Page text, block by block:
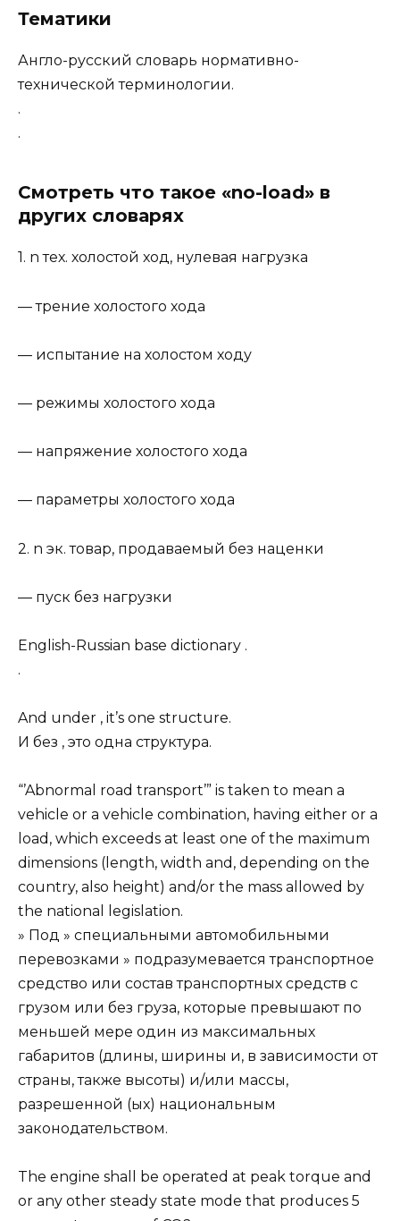
Тематики
Англо-русский словарь нормативно-
технической терминологии.
.
.
Смотреть что такое «no-load» в
других словарях
1. n тех. холостой ход, нулевая нагрузка
— трение холостого хода
— испытание на холостом ходу
— режимы холостого хода
— напряжение холостого хода
— параметры холостого хода
2. n эк. товар, продаваемый без наценки
— пуск без нагрузки
English-Russian base dictionary .
.
And under , it’s one structure.
И без , это одна структура.
“’Abnormal road transport’” is taken to mean a
vehicle or a vehicle combination, having either or a
load, which exceeds at least one of the maximum
dimensions (length, width and, depending on the
country, also height) and/or the mass allowed by
the national legislation.
» Под » специальными автомобильными
перевозками » подразумевается транспортное
средство или состав транспортных средств с
грузом или без груза, которые превышают по
меньшей мере один из максимальных
габаритов (длины, ширины и, в зависимости от
страны, также высоты) и/или массы,
разрешенной (ых) национальным
законодательством.
The engine shall be operated at peak torque and
or any other steady state mode that produces 5